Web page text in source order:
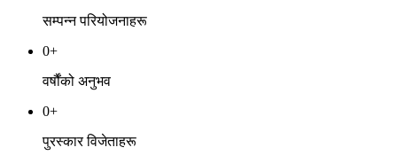
सम्पन्न परियोजनाहरू
0+
वर्षौंको अनुभव
0+
पुरस्कार विजेताहरू